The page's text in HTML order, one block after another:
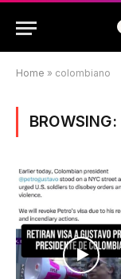
Home » colombiano
BROWSING: